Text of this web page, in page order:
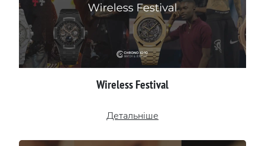
Wireless Festival
Детальніше